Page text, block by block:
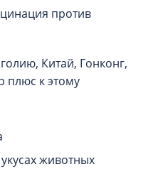
против
Китай, Гонконг,
к этому
животных